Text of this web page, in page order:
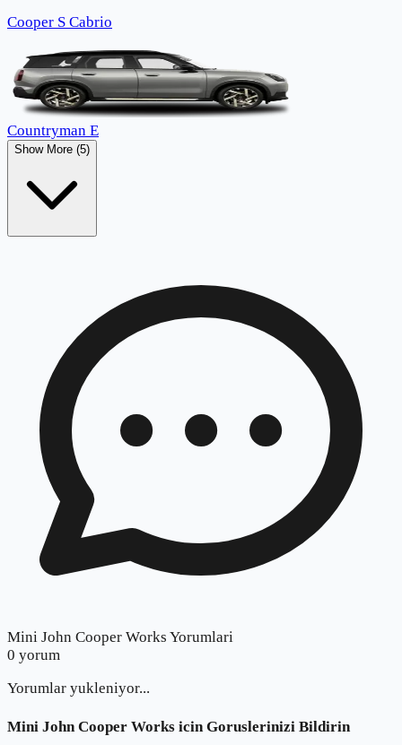
Cooper S Cabrio
Countryman E
Show More (5)
Mini John Cooper Works Yorumlari
0 yorum
Yorumlar yukleniyor...
Mini John Cooper Works icin Goruslerinizi Bildirin